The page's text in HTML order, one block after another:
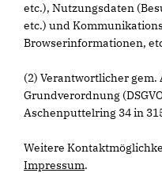
etc.), Nutzungsdaten
etc.) und
Browserinformationen,
(2) Verantwortlicher gem.
Grundverordnung
Aschenputtelring 34 in
Weitere
Impressum.